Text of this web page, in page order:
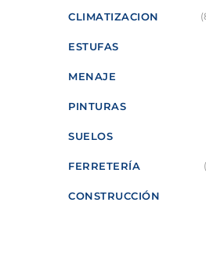
CLIMATIZACION
ESTUFAS
MENAJE
PINTURAS
SUELOS
FERRETERÍA
CONSTRUCCIÓN